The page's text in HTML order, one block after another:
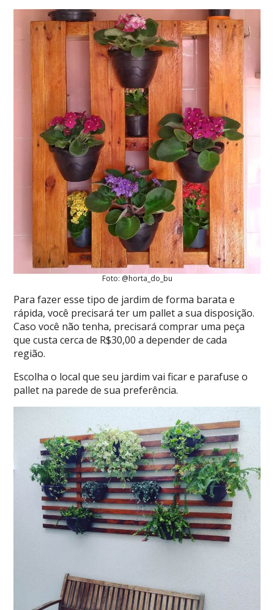
Foto: @horta_do_bu
Para fazer esse tipo de jardim de forma barata e
rápida, você precisará ter um pallet a sua disposição.
Caso você não tenha, precisará comprar uma peça
que custa cerca de R$30,00 a depender de cada
região.
Escolha o local que seu jardim vai ficar e parafuse o
pallet na parede de sua preferência.